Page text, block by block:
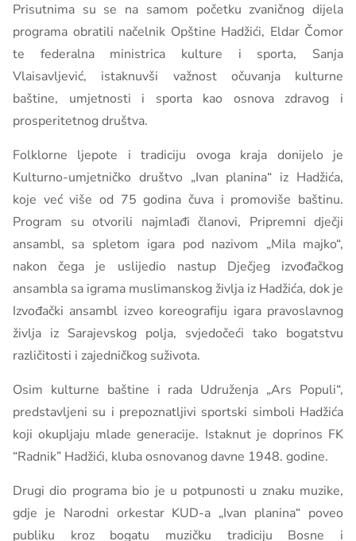
Prisutnima su se na samom početku zvaničnog dijela
programa obratili načelnik Opštine Hadžići, Eldar Čomor
te federalna ministrica kulture i sporta, Sanja
Vlaisavljević, istaknuvši važnost očuvanja kulturne
baštine, umjetnosti i sporta kao osnova zdravog i
prosperitetnog društva.
Folklorne ljepote i tradiciju ovoga kraja donijelo je
Kulturno-umjetničko društvo „Ivan planina“ iz Hadžića,
koje već više od 75 godina čuva i promoviše baštinu.
Program su otvorili najmlađi članovi, Pripremni dječji
ansambl, sa spletom igara pod nazivom „Mila majko“,
nakon čega je uslijedio nastup Dječjeg izvođačkog
ansambla sa igrama muslimanskog življa iz Hadžića, dok je
Izvođački ansambl izveo koreografiju igara pravoslavnog
življa iz Sarajevskog polja, svjedočeći tako bogatstvu
različitosti i zajedničkog suživota.
Osim kulturne baštine i rada Udruženja „Ars Populi“,
predstavljeni su i prepoznatljivi sportski simboli Hadžića
koji okupljaju mlade generacije. Istaknut je doprinos FK
“Radnik” Hadžići, kluba osnovanog davne 1948. godine.
Drugi dio programa bio je u potpunosti u znaku muzike,
gdje je Narodni orkestar KUD-a „Ivan planina“ poveo
publiku kroz bogatu muzičku tradiciju Bosne i